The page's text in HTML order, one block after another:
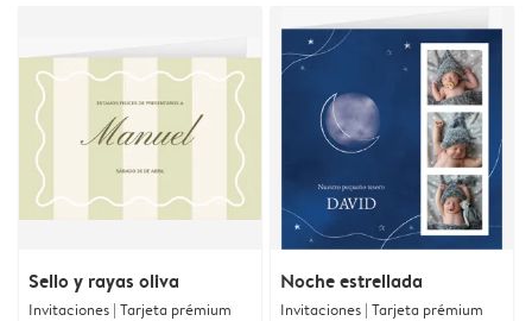
Sello y rayas oliva
Invitaciones | Tarjeta prémium
Noche estrellada
Invitaciones | Tarjeta prémium